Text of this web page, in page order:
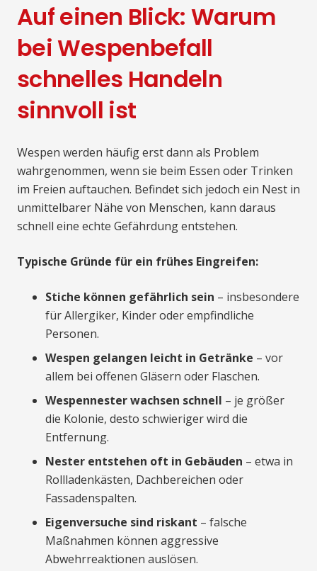
Auf einen Blick: Warum
bei Wespenbefall
schnelles Handeln
sinnvoll ist
Wespen werden häufig erst dann als Problem
wahrgenommen, wenn sie beim Essen oder Trinken
im Freien auftauchen. Befindet sich jedoch ein Nest in
unmittelbarer Nähe von Menschen, kann daraus
schnell eine echte Gefährdung entstehen.
Typische Gründe für ein frühes Eingreifen:
Stiche können gefährlich sein – insbesondere
für Allergiker, Kinder oder empfindliche
Personen.
Wespen gelangen leicht in Getränke – vor
allem bei offenen Gläsern oder Flaschen.
Wespennester wachsen schnell – je größer
die Kolonie, desto schwieriger wird die
Entfernung.
Nester entstehen oft in Gebäuden – etwa in
Rollladenkästen, Dachbereichen oder
Fassadenspalten.
Eigenversuche sind riskant – falsche
Maßnahmen können aggressive
Abwehrreaktionen auslösen.